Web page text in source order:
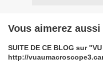
Vous aimerez aussi
SUITE DE CE BLOG sur
http://